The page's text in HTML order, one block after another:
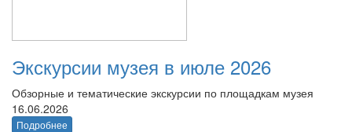
Экскурсии музея в июле 2026
Обзорные и тематические экскурсии по площадкам музея
16.06.2026
Подробнее